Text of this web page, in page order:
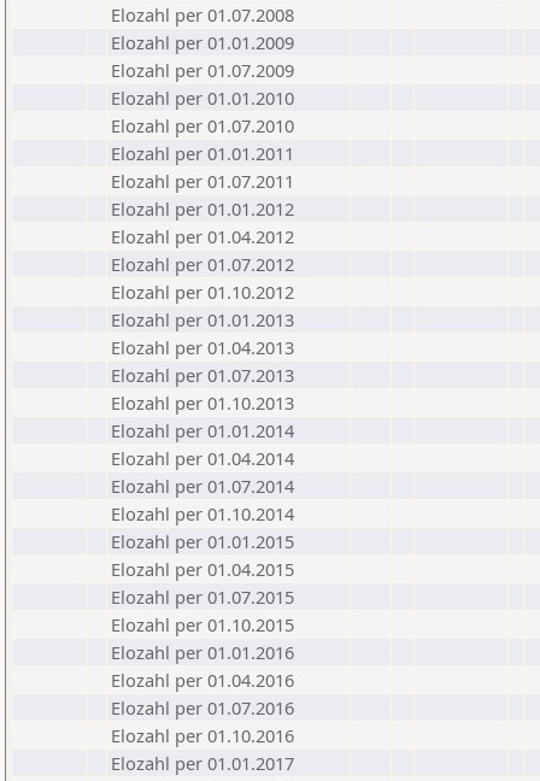
Elozahl per 01.07.2008
Elozahl per 01.01.2009
Elozahl per 01.07.2009
Elozahl per 01.01.2010
Elozahl per 01.07.2010
Elozahl per 01.01.2011
Elozahl per 01.07.2011
Elozahl per 01.01.2012
Elozahl per 01.04.2012
Elozahl per 01.07.2012
Elozahl per 01.10.2012
Elozahl per 01.01.2013
Elozahl per 01.04.2013
Elozahl per 01.07.2013
Elozahl per 01.10.2013
Elozahl per 01.01.2014
Elozahl per 01.04.2014
Elozahl per 01.07.2014
Elozahl per 01.10.2014
Elozahl per 01.01.2015
Elozahl per 01.04.2015
Elozahl per 01.07.2015
Elozahl per 01.10.2015
Elozahl per 01.01.2016
Elozahl per 01.04.2016
Elozahl per 01.07.2016
Elozahl per 01.10.2016
Elozahl per 01.01.2017